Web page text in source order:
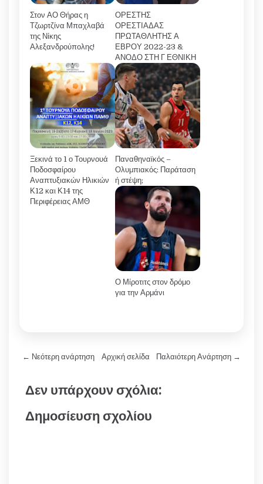
Στον ΑΟ Θήρας η
Τζωρτζίνα Μπαχλαβά
της Νίκης
Αλεξανδρούπολης!
ΟΡΕΣΤΗΣ
ΟΡΕΣΤΙΑΔΑΣ
ΠΡΩΤΑΘΛΗΤΗΣ Α
ΕΒΡΟΥ 2022-23 &
ΑΝΟΔΟ ΣΤΗ Γ ΕΘΝΙΚΗ
Ξεκινά το 1 ο Τουρνουά
Ποδοσφαίρου
Αναπτυξιακών Ηλικιών
Κ12 και Κ14 της
Περιφέρειας ΑΜΘ
Παναθηναϊκός –
Ολυμπιακός: Παράταση
ή στέψη;
Ο Μίροτιτς στον δρόμο
για την Αρμάνι
← Νεότερη ανάρτηση Παλαιότερη Ανάρτηση →
Αρχική σελίδα
Δεν υπάρχουν σχόλια:
Δημοσίευση σχολίου